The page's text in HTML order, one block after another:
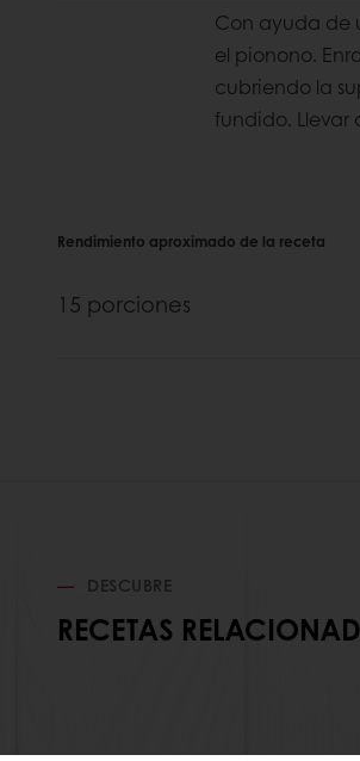
Con ayuda de
el pionono.
cubriendo la
fundido. Llevar
Rendimiento aproximado de la receta
15 porciones
DESCUBRE
RECETAS